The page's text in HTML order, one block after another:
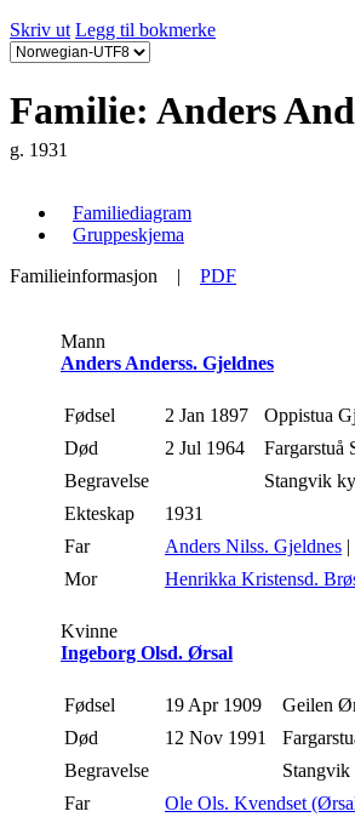
Skriv ut Legg til bokmerke
Familie: Anders
g. 1931
Familiediagram
Gruppeskjema
Familieinformasjon | PDF
Mann
Anders Anderss. Gjeldnes
Fødsel 2 Jan 1897
Oppistua
Død
2 Jul 1964
Fargarstuå
Begravelse
Stangvik
Ekteskap
1931
Far
Anders Nilss. Gjeldnes |
Mor
Henrikka Kristensd.
Kvinne
Ingeborg Olsd. Ørsal
Fødsel 19 Apr 1909
Geilen
Død
12 Nov 1991
Begravelse
Far
Ole Ols. Kvendset